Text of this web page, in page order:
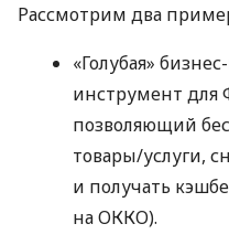
Рассмотрим два
«Голубая»
инструмент
позволяющий
товары/услуги,
и получать
на ОККО).